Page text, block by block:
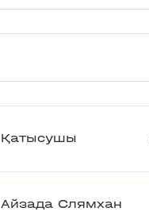
Қатысушы
Айзада Слямхан